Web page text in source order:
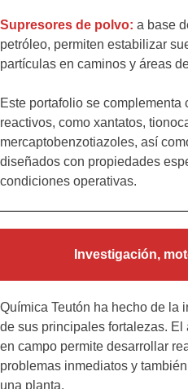
Supresores de polvo: a base
petróleo, permiten estabilizar
partículas en caminos y áreas
Este portafolio se complementa
reactivos, como xantatos,
mercaptobenzotiazoles, así
diseñados con propiedades
condiciones operativas.
Investigación,
Química Teutón ha hecho de la
de sus principales fortalezas.
en campo permite desarrollar
problemas inmediatos y
una planta.